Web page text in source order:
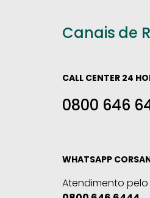
Canais de
CALL CENTER 24
0800 646
WHATSAPP
Atendimento